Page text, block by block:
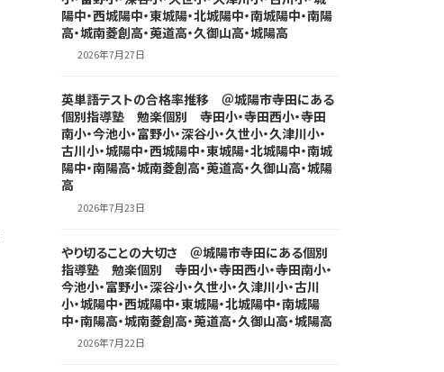
陽中・西城陽中・東城陽・北城陽中・南城陽中・南陽
高・城南菱創高・莵道高・久御山高・城陽高
2026年7月27日
英単語テストの合格率推移 ＠城陽市寺田にある
個別指導塾 勉楽個別 寺田小・寺田西小・寺田
南小・今池小・富野小・深谷小・久世小・久津川小・
古川小・城陽中・西城陽中・東城陽・北城陽中・南城
陽中・南陽高・城南菱創高・莵道高・久御山高・城陽
高
2026年7月23日
やり切ることの大切さ ＠城陽市寺田にある個別
指導塾 勉楽個別 寺田小・寺田西小・寺田南小・
今池小・富野小・深谷小・久世小・久津川小・古川
小・城陽中・西城陽中・東城陽・北城陽中・南城陽
中・南陽高・城南菱創高・莵道高・久御山高・城陽高
2026年7月22日